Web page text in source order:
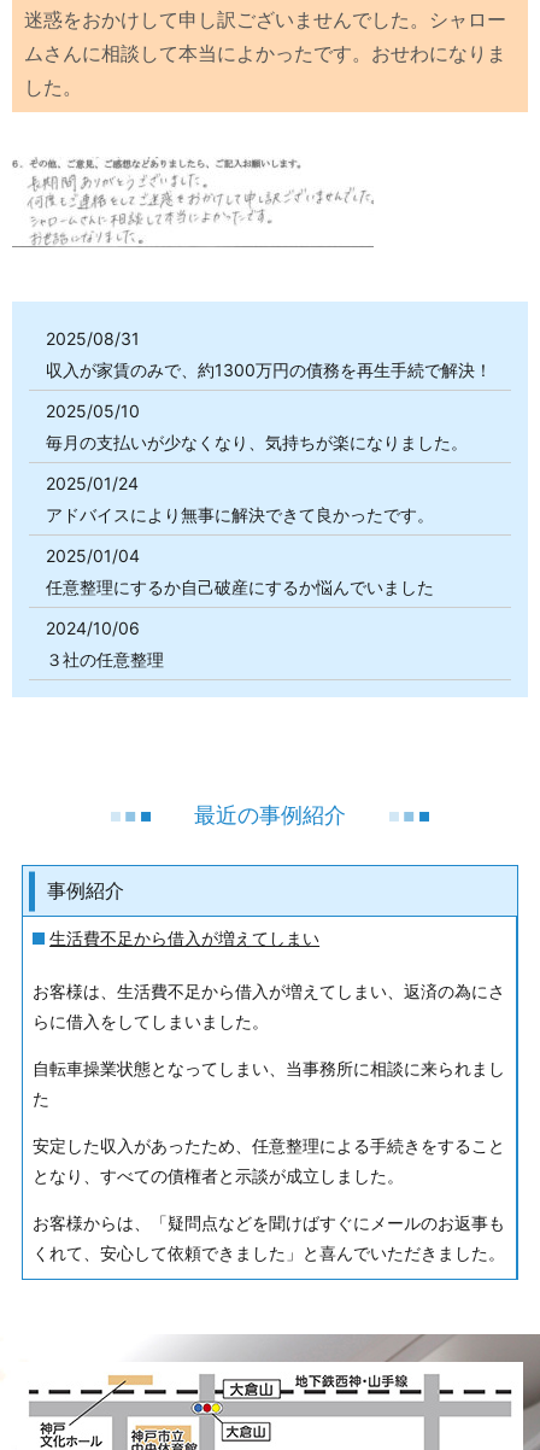
迷惑をおかけして申し訳ございませんでした。シャロー
ムさんに相談して本当によかったです。おせわになりま
した。
2025/08/31
収入が家賃のみで、約1300万円の債務を再生手続で解決！
2025/05/10
毎月の支払いが少なくなり、気持ちが楽になりました。
2025/01/24
アドバイスにより無事に解決できて良かったです。
2025/01/04
任意整理にするか自己破産にするか悩んでいました
2024/10/06
３社の任意整理
最近の事例紹介
事例紹介
生活費不足から借入が増えてしまい
お客様は、生活費不足から借入が増えてしまい、返済の為にさ
らに借入をしてしまいました。
自転車操業状態となってしまい、当事務所に相談に来られまし
た
安定した収入があったため、任意整理による手続きをすること
となり、すべての債権者と示談が成立しました。
お客様からは、「疑問点などを聞けばすぐにメールのお返事も
くれて、安心して依頼できました」と喜んでいただきました。